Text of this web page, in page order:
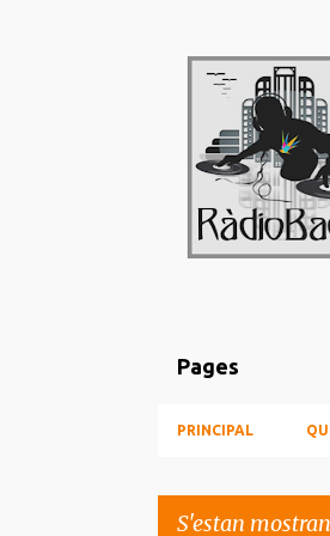
Pages
PRINCIPAL
S'estan